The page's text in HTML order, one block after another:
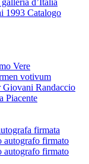
1993 Catalogo
Vere
votivum
Giovani Randaccio
Piacente
firmata
autografo firmato
autografo firmato